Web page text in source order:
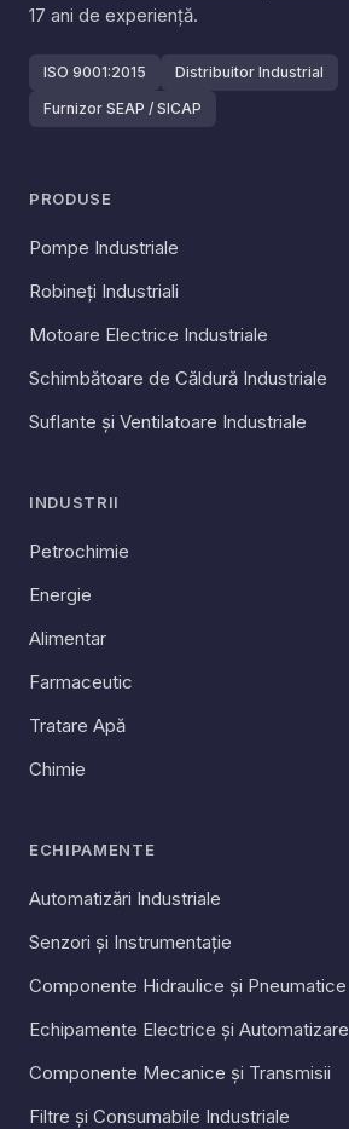
17 ani de experiență.
ISO 9001:2015
Distribuitor Industrial
Furnizor SEAP / SICAP
PRODUSE
Pompe Industriale
Robineți Industriali
Motoare Electrice Industriale
Schimbătoare de Căldură Industriale
Suflante și Ventilatoare Industriale
INDUSTRII
Petrochimie
Energie
Alimentar
Farmaceutic
Tratare Apă
Chimie
ECHIPAMENTE
Automatizări Industriale
Senzori și Instrumentație
Componente Hidraulice și Pneumatice
Echipamente Electrice și Automatizare
Componente Mecanice și Transmisii
Filtre și Consumabile Industriale